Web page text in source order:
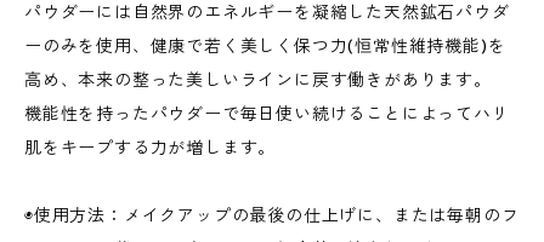
パウダーには自然界のエネルギーを凝縮した天然鉱石パウダ
ーのみを使用、健康で若く美しく保つ力(恒常性維持機能)を
高め、本来の整った美しいラインに戻す働きがあります。
機能性を持ったパウダーで毎日使い続けることによってハリ
肌をキープする力が増します。
◉使用方法：メイクアップの最後の仕上げに、または毎朝のフ